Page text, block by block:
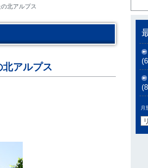
北アルプス
アルプス
月